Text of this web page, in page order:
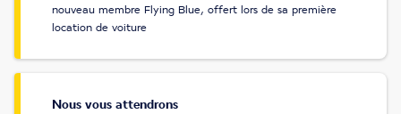
nouveau membre Flying Blue, offert lors de sa première
location de voiture
Nous vous attendrons